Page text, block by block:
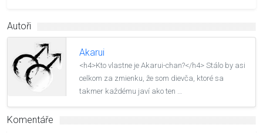
Autoři
Akarui
<h4>Kto vlastne je Akarui-chan?</h4> Stálo by asi
celkom za zmienku, že som dievča, ktoré sa
takmer každému javí ako ten …
Komentáře